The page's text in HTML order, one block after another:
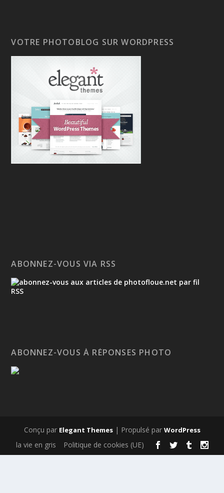
VOTRE PHOTOBLOG SUR WORDPRESS
ABONNEZ-VOUS VIA RSS
ABONNEZ-VOUS À RÉPONSES PHOTO
Conçu par Elegant Themes| Propulsé par WordPress
la vie en gris Politique de cookies (UE)